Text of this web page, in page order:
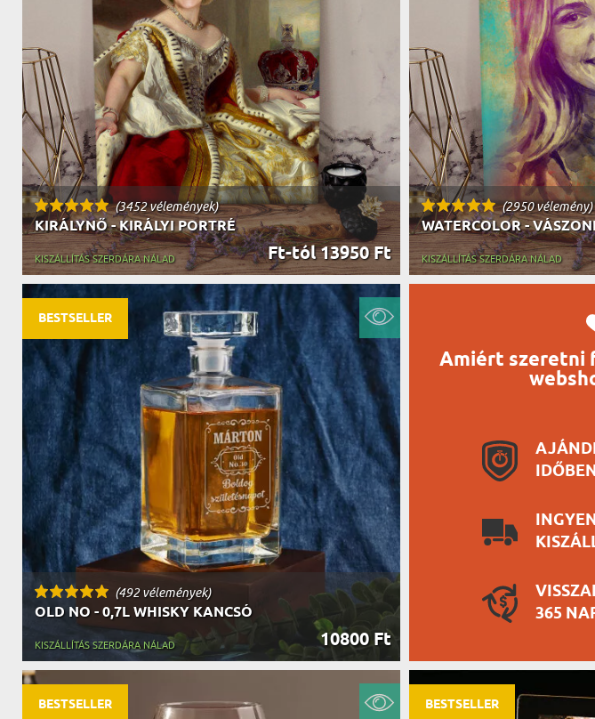
APÓSÉKNAK
AZ AJÁNDÉK VONÁSAI
(3452 vélemények)
KIRÁLYNŐ - KIRÁLYI PORTRÉ
Ft-tól 13950 Ft
KISZÁLLÍTÁS SZERDÁRA NÁLAD
(2950 vélemény)
WATERCOLOR -
KISZÁLLÍTÁS SZERDÁRA NÁLAD
Amiért szeretni
365
(492 vélemények)
OLD NO - 0,7L WHISKY KANCSÓ
10800 Ft
KISZÁLLÍTÁS SZERDÁRA NÁLAD
BESTSELLER
BESTSELLER BESTSELLER